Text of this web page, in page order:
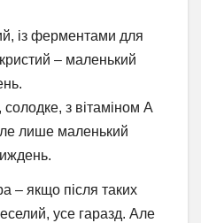
із ферментами для
– маленький
солодке, з вітаміном A
лише маленький
– якщо після таких
усе гаразд. Але